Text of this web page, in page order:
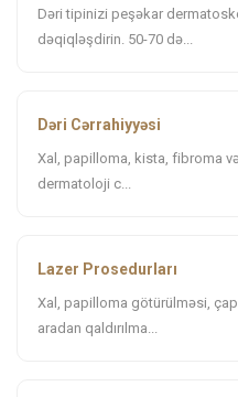
Dəri tipinizi peşəkar
dəqiqləşdirin. 50-70 də...
Dəri Cərrahiyyəsi
Xal, papilloma, kista, fibroma
dermatoloji c...
Lazer Prosedurları
Xal, papilloma götürülməsi,
aradan qaldırılma...